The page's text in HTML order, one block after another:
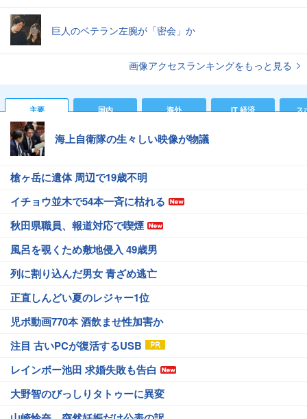
巨人のベテラン左腕が「密会」か
画像アクセスランキングをもっと見る
主要 国内 海外 IT 経済 ス
海上自衛隊の生々しい映像が物議
槍ヶ岳に遺体 周辺で19歳不明
イチョウ並木で54本一斉に枯れる
秋田県職員、報道対応で喫煙
風呂を覗くため敷地侵入 49歳男
列に割り込んだ男女 青ざめ逃亡
正直しんどい夏のレジャー1位
児ポ動画770本 酒飲ませ性加害か
注目 古いPCが復活するUSB
レインボー池田 求婚失敗も告白
大野智のびっしりタトゥーに異変